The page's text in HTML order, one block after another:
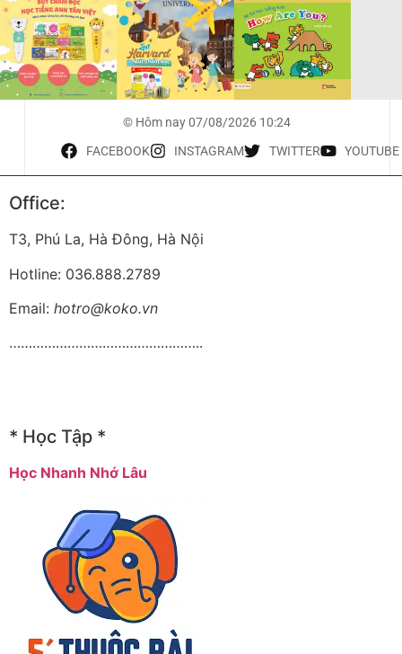
© Hôm nay 07/08/2026 10:24
FACEBOOK INSTAGRAM TWITTER YOUTUBE
Office:
T3, Phú La, Hà Đông, Hà Nội
Hotline: 036.888.2789
Email: hotro@koko.vn
…………………………………………..
* Học Tập *
Học Nhanh Nhớ Lâu